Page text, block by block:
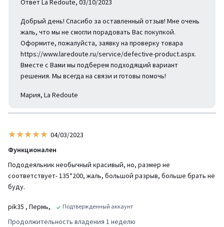
Ответ La Redoute, 03/10/2023
Добрый день! Спасибо за оставленный отзыв! Мне очень
жаль, что мы не смогли порадовать Вас покупкой.
Оформите, пожалуйста, заявку на проверку товара
https://www.laredoute.ru/service/defective-product.aspx.
Вместе с Вами мы подберем подходящий вариант
решения. Мы всегда на связи и готовы помочь!
Мария, La Redoute
04/03/2023
Функционален
Пододеяльник необычный красивый, но, размер не
соответствует- 135*200, жаль, большой разрыв, больше брать не
буду.
pik35 , Пермь, Подтвержденный аккаунт
Продолжительность владения 1 неделю